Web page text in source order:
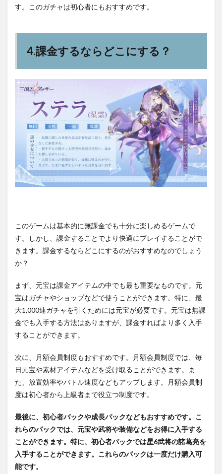
す。このガチャは初心者にもおすすめです。
4.課金するならどこにする？
このゲームは基本的に無課金でも十分に楽しめるゲームで
す。しかし、課金することでより快適にプレイすることがで
きます。課金するならどこにするのがおすすめなのでしょう
か？
まず、元宝は課金アイテムの中でも最も重要なものです。元
宝はガチャやショップなどで使うことができます。特に、最
大1,000連ガチャを引くためには元宝が必要です。元宝は無課
金でも入手する方法はありますが、課金すればより多く入手
することができます。
次に、月額会員制度もおすすめです。月額会員制度では、毎
日元宝や素材アイテムなどを受け取ることができます。ま
た、放置効率やバトル速度などもアップします。月額会員制
度は初心者から上級者まで役立つ制度です。
最後に、初心者パックや成長パックなどもおすすめです。こ
れらのパックでは、元宝や武将や装備などをお得に入手する
ことができます。特に、初心者パックでは星6武将の諸葛亮を
入手することができます。これらのパックは一度だけ購入可
能です。